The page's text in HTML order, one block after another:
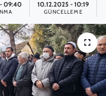
09:40 10.12.2025 - 10:19
GÜNCELLEME